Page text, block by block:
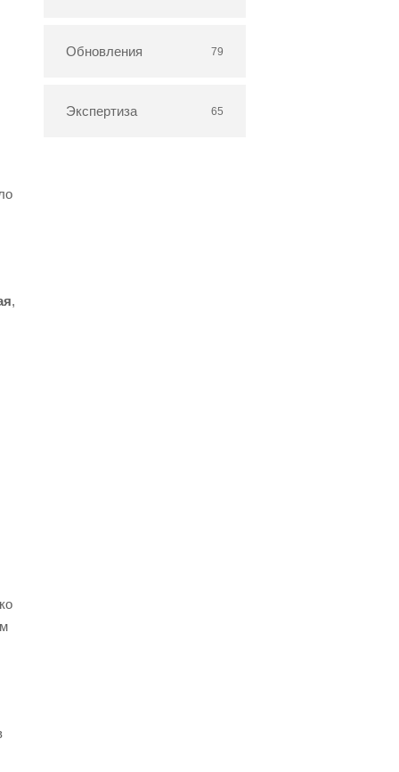
,
Обновления 79
Экспертиза 65